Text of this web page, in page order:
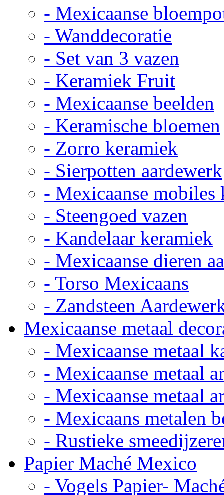
- Mexicaanse
- Wanddecoratie
- Set van 3 vazen
- Keramiek Fruit
- Mexicaanse beelden
- Keramische bloemen
- Zorro keramiek
- Sierpotten aardewerk
- Mexicaanse mobiles
- Steengoed vazen
- Kandelaar keramiek
- Mexicaanse dieren
- Torso Mexicaans
- Zandsteen
Mexicaanse metaal
- Mexicaanse metaal
- Mexicaanse metaal
- Mexicaanse metaal
- Mexicaans metalen
- Rustieke
Papier Maché Mexico
- Vogels Papier-